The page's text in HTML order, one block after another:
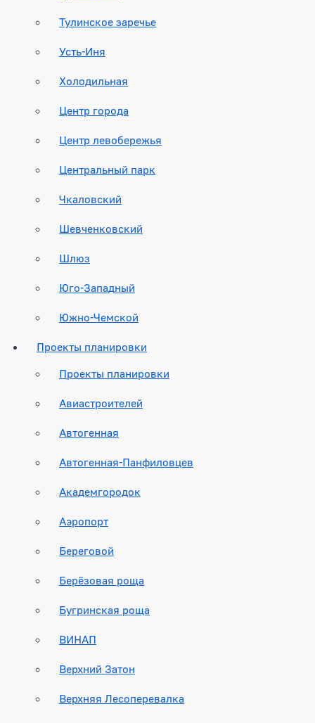
Тулинское заречье
Усть-Иня
Холодильная
Центр города
Центр левобережья
Центральный парк
Чкаловский
Шевченковский
Шлюз
Юго-Западный
Южно-Чемской
Проекты планировки
Проекты планировки
Авиастроителей
Автогенная
Автогенная-Панфиловцев
Академгородок
Аэропорт
Береговой
Берёзовая роща
Бугринская роща
ВИНАП
Верхний Затон
Верхняя Лесоперевалка